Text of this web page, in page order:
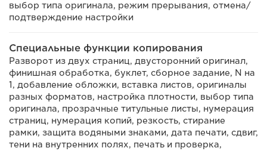
выбор типа оригинала, режим прерывания, отмена/
подтверждение настройки
Специальные функции копирования
Разворот из двух страниц, двусторонний оригинал,
финишная обработка, буклет, сборное задание, N на
1, добавление обложки, вставка листов, оригиналы
разных форматов, настройка плотности, выбор типа
оригинала, прозрачные титульные листы, нумерация
страниц, нумерация копий, резкость, стирание
рамки, защита водяными знаками, дата печати, сдвиг,
тени на внутренних полях, печать и проверка,